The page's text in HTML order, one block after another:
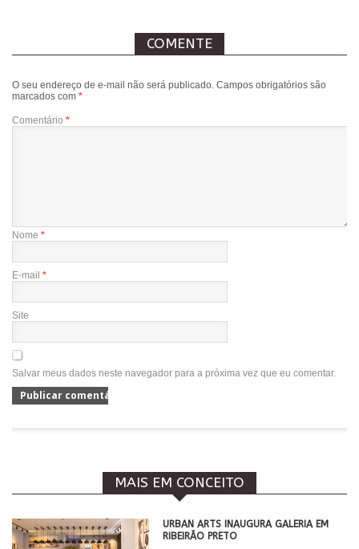
COMENTE
O seu endereço de e-mail não será publicado. Campos obrigatórios são
marcados com *
Comentário *
Nome *
E-mail *
Site
Salvar meus dados neste navegador para a próxima vez que eu comentar.
MAIS EM CONCEITO
​URBAN ARTS INAUGURA GALERIA EM
RIBEIRÃO PRETO